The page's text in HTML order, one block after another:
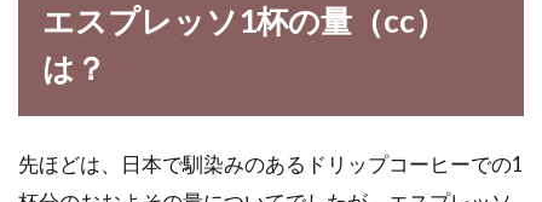
ンで女性パワーをアップ！
す。女性ホ...
エスプレッソ1杯の量（cc）
は？
先ほどは、日本で馴染みのあるドリップコーヒーでの1